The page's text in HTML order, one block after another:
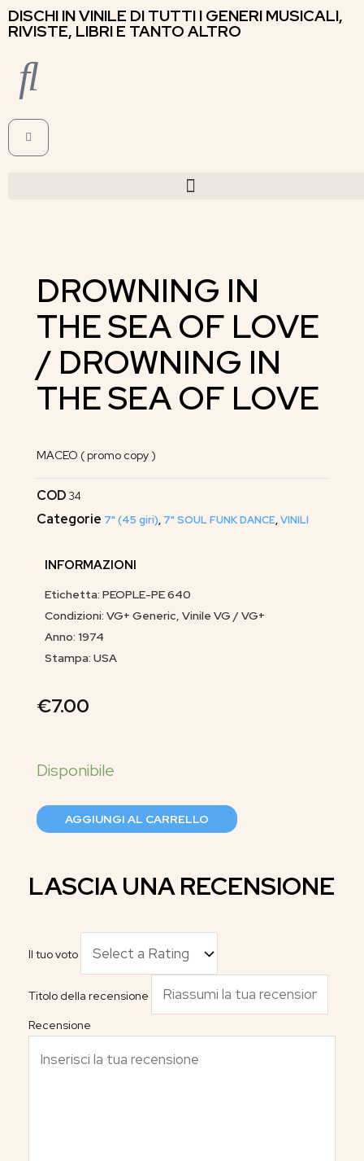
DISCHI IN VINILE DI TUTTI I GENERI MUSICALI,
RIVISTE, LIBRI E TANTO ALTRO
DROWNING IN
THE SEA OF LOVE
/ DROWNING IN
THE SEA OF LOVE
MACEO ( promo copy )
COD 34
Categorie 7" (45 giri), 7" SOUL FUNK DANCE,VINILI
INFORMAZIONI
Etichetta: PEOPLE-PE 640
Condizioni: VG+ Generic, Vinile VG / VG+
Anno: 1974
Stampa: USA
€7.00
AGGIUNGI AL CARRELLO
LASCIA UNA RECENSIONE
Il tuo voto
Titolo della recensione
Recensione